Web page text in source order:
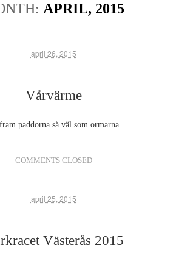
APRIL, 2015
april 26, 2015
Vårvärme
paddorna så väl som ormarna.
COMMENTS CLOSED
april 25, 2015
Västerås 2015